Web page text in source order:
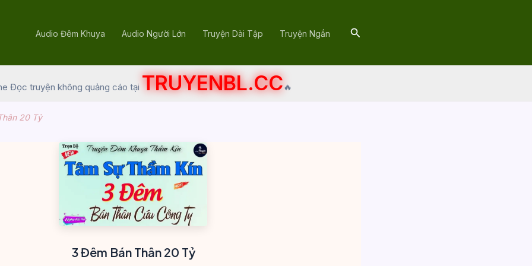
Audio Đêm Khuya Audio Người Lớn Truyện Dài Tập Truyện Ngắn Search
Đọc truyện không quảng cáo tại TRUYENBL.CC🔥
20 Tỷ
3 Đêm Bán Thân 20 Tỷ